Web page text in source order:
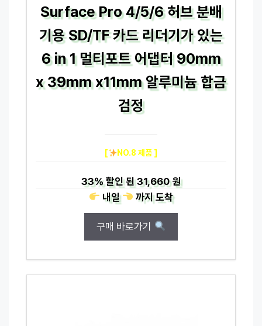
Surface Pro 4/5/6 허브 분배
기용 SD/TF 카드 리더기가 있는
6 in 1 멀티포트 어댑터 90mm
x 39mm x11mm 알루미늄 합금
검정
[ NO.8 제품 ]
33%할인 된31,660 원
내일
까지도착
구매 바로가기